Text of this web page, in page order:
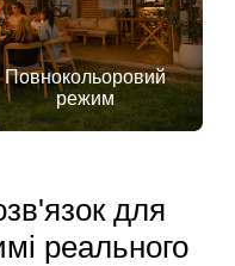
Повнокольоровий
режим
для
реального